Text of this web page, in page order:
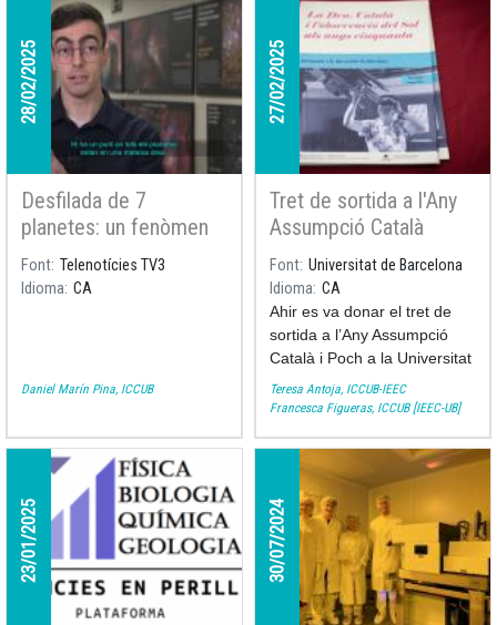
28/02/2025
Desfilada de 7
planetes: un fenòmen
astronòmic excepcional
Font Telenotícies TV3
Idioma CA
Aquest divendres es podran
binocles- els planetes del
sistema solar. L'investigador
predoctoral de l'ICCUBDani
Marínus n'explica la ciència
al darrere al Telenotícies de
TV3.
Daniel Marín Pina, ICCUB
27/02/2025
Tret de sortida a l'Any
Assumpció Català
Font Universitat de Barcelona
Idioma CA
Ahir es va donar el tret de
sortida a l’Any Assumpció
Català i Poch a la Universitat
de Barcelona, una
commemoració que es fa en
naixement i que serveix per
recordar i reivindicar la figura
de qui va ser la primera
professora astrònoma de
l’Estat. L’Any Assumpció
Català i Poch està organitzat
conjuntament amb l’Institut
Català de les Dones, el Parc
Teresa Antoja, ICCUB-IEEC
Francesca Figueras, ICCUB [IEEC-UB]
23/01/2025 30/07/2024